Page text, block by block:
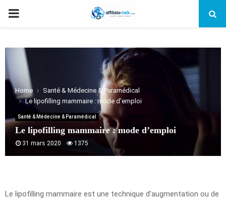
PRIMARY
Home
Santé & Médecine & Paramédical
Le lipofilling mammaire : mode d’emploi
Santé & Médecine & Paramédical
Le lipofilling mammaire : mode d’emploi
31 mars 2020 1375
Le lipofilling mammaire est une technique d’augmentation ou de